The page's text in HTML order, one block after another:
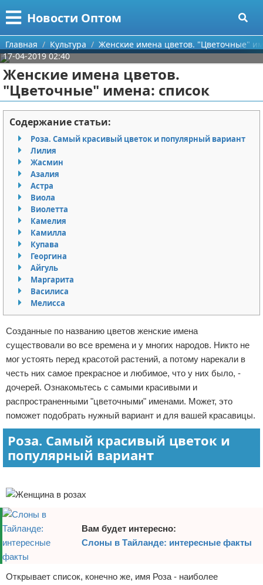
Новости Оптом
Меню
Главная
Категории
Информационные технологии
Автомобили
Знаменитости
Политика
Природа
Философия
Культура
Экономика
Разное
Поиск
О проекте
Контакты
Сотрудничество
Размещение рекламы
Для правообладателей
Условия предоставления информации
Отказ от ответственности
Главная Культура
Женские имена цветов. "Цветочные"
17-04-2019 02:40
Женские имена цветов.
"Цветочные" имена: список
Содержание статьи:
Роза. Самый красивый цветок и популярный вариант
Лилия
Жасмин
Азалия
Астра
Виола
Виолетта
Камелия
Камилла
Купава
Георгина
Айгуль
Маргарита
Василиса
Мелисса
Созданные по названию цветов женские имена
существовали во все времена и у многих народов. Никто не
мог устоять перед красотой растений, а потому нарекали в
честь них самое прекрасное и любимое, что у них было, -
дочерей. Ознакомьтесь с самыми красивыми и
распространенными "цветочными" именами. Может, это
поможет подобрать нужный вариант и для вашей красавицы.
Роза. Самый красивый цветок и
популярный вариант
Вам будет интересно:
Слоны в Тайланде: интересные факты
Открывает список, конечно же, имя Роза - наиболее